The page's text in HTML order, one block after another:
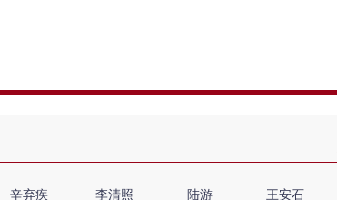
辛弃疾 李清照 陆游 王安石